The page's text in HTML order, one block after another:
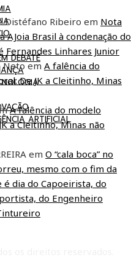
DEBATE
ARTIFICIAL
Distéfano Ribeiro em Nota
AJoia Brasil à condenação do
Fernandes Linhares Junior
Netoem A falência do
De JK a Cleitinho, Minas
A falência do modelo
a Cleitinho, Minas não
em O “cala boca” no
mesmo com o fim da
é dia do Capoeirista, do
do Engenheiro